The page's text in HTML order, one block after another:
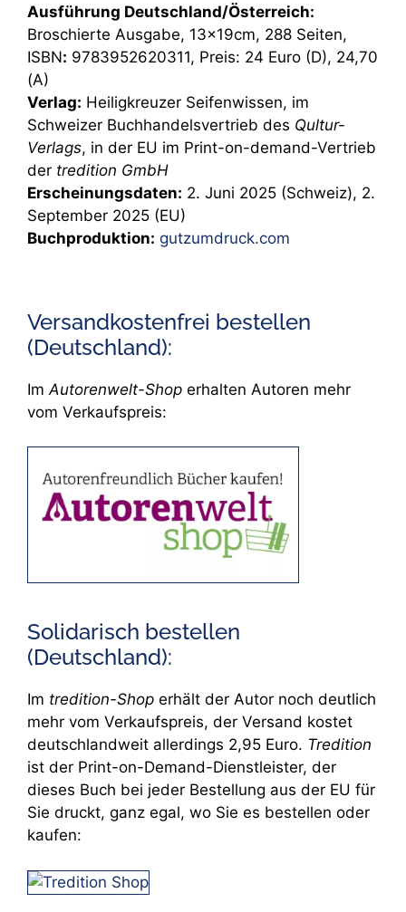
Ausführung Deutschland/Österreich:
Broschierte Ausgabe, 13x19cm, 288 Seiten,
ISBN: 9783952620311, Preis: 24 Euro (D), 24,70
(A)
Verlag: Heiligkreuzer Seifenwissen, im
Schweizer Buchhandelsvertrieb des Qultur-
Verlags, in der EU im Print-on-demand-Vertrieb
der tredition GmbH
Erscheinungsdaten: 2. Juni 2025 (Schweiz), 2.
September 2025 (EU)
Buchproduktion: gutzumdruck.com
Versandkostenfrei bestellen
(Deutschland):
Im Autorenwelt-Shop erhalten Autoren mehr
vom Verkaufspreis:
Solidarisch bestellen
(Deutschland):
Im tredition-Shop erhält der Autor noch deutlich
mehr vom Verkaufspreis, der Versand kostet
deutschlandweit allerdings 2,95 Euro. Tredition
ist der Print-on-Demand-Dienstleister, der
dieses Buch bei jeder Bestellung aus der EU für
Sie druckt, ganz egal, wo Sie es bestellen oder
kaufen: